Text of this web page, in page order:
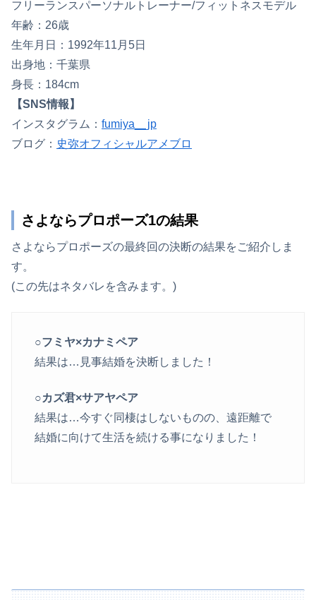
フリーランスパーソナルトレーナー/フィットネスモデル
年齢：26歳
生年月日：1992年11月5日
出身地：千葉県
身長：184cm
【SNS情報】
インスタグラム： fumiya__jp
ブログ： 史弥オフィシャルアメブロ
さよならプロポーズ1の結果
さよならプロポーズの最終回の決断の結果をご紹介しま
す。
(この先はネタバレを含みます。)
○フミヤ×カナミペア
結果は…見事結婚を決断しました！
○カズ君×サアヤペア
結果は…今すぐ同棲はしないものの、遠距離で
結婚に向けて生活を続ける事になりました！